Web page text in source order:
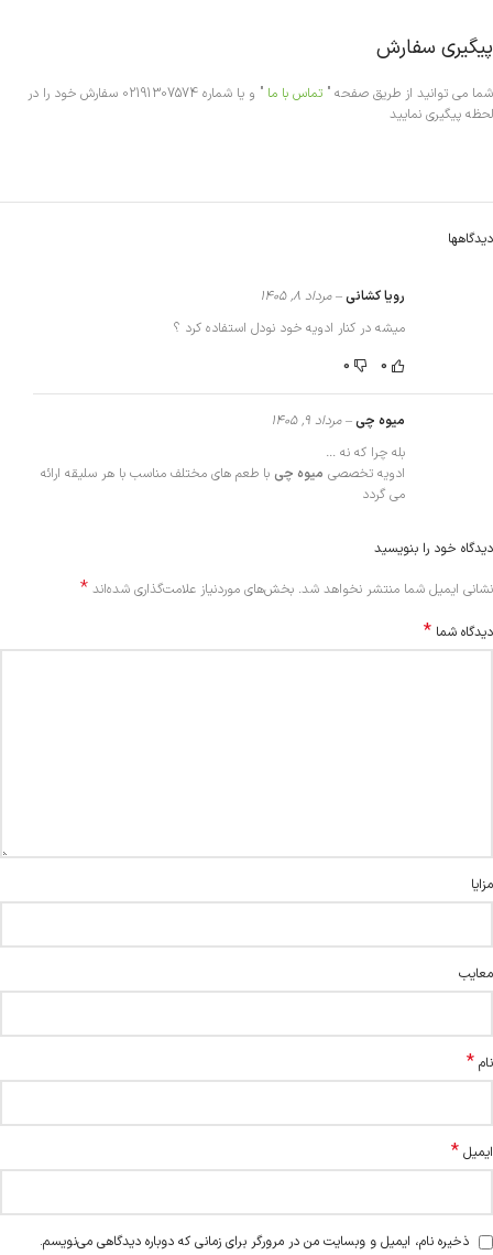
پیگیری سفارش
شما می توانید از طریق صفحه " تماس با ما
" و یا شماره 02191307574 سفارش خود را در
لحظه پیگیری نمایید
دیدگاهها
رویا کشانی– مرداد 8, 1405
میشه در کنار ادویه خود نودل استفاده کرد ؟
0
0
میوه چی– مرداد 9, 1405
بله چرا که نه …
ادویه تخصصی میوه چی با طعم های مختلف مناسب با هر سلیقه ارائه
می گردد
دیدگاه خود را بنویسید
نشانی ایمیل شما منتشر نخواهد شد. بخش‌های موردنیاز علامت‌گذاری شده‌اند *
دیدگاه شما *
مزایا
معایب
نام *
ایمیل *
ذخیره نام، ایمیل و وبسایت من در مرورگر برای زمانی که دوباره دیدگاهی می‌نویسم.
Alternative: